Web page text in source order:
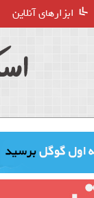
ابزارهای آنلاین